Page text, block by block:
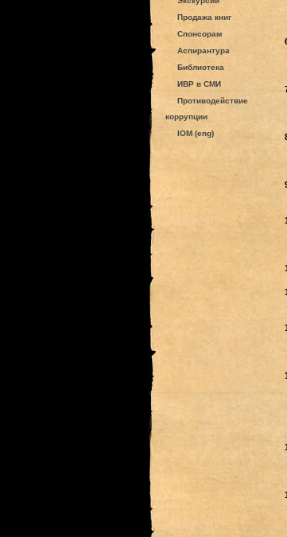
Продажа книг
Спонсорам
Аспирантура
Библиотека
ИВР в СМИ
Противодействие
коррупции
IOM (eng)